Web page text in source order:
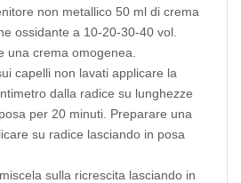
non metallico 50 ml di crema
ossidante a 10-20-30-40 vol.
una crema omogenea.
capelli non lavati applicare la
dalla radice su lunghezze
per 20 minuti. Preparare una
su radice lasciando in posa
sulla ricrescita lasciando in